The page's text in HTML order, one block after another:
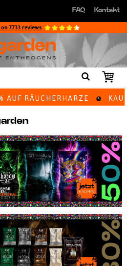
FAQ Kontakt
zum
Inhalt
7733reviews
1 SAMEN UND ERHALTE 4 !